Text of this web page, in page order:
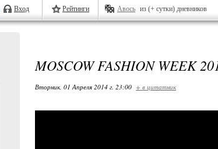
Вход Рейтинги Авось из (+ сутки) дневников
MOSCOW FASHION WEEK
Вторник, 01 Апреля 2014 г. 23:00 + в цитатник